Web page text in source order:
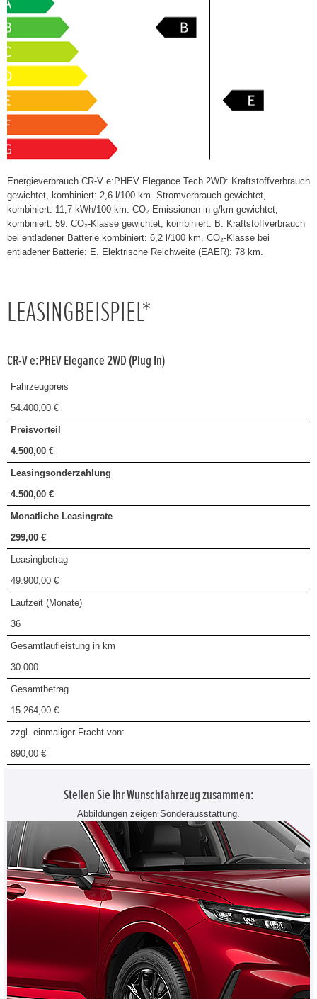
Energieverbrauch CR-V e:PHEV Elegance Tech 2WD: Kraftstoffverbrauch
gewichtet, kombiniert: 2,6 l/100 km. Stromverbrauch gewichtet,
kombiniert: 11,7 kWh/100 km. CO₂-Emissionen in g/km gewichtet,
kombiniert: 59. CO₂-Klasse gewichtet, kombiniert: B. Kraftstoffverbrauch
bei entladener Batterie kombiniert: 6,2 l/100 km. CO₂-Klasse bei
entladener Batterie: E. Elektrische Reichweite (EAER): 78 km.
LEASINGBEISPIEL*
CR-V e:PHEV Elegance 2WD (Plug In)
Fahrzeugpreis
54.400,00 €
Preisvorteil
4.500,00 €
Leasingsonderzahlung
4.500,00 €
Monatliche Leasingrate
299,00 €
Leasingbetrag
49.900,00 €
Laufzeit (Monate)
36
Gesamtlaufleistung in km
30.000
Gesamtbetrag
15.264,00 €
zzgl. einmaliger Fracht von:
890,00 €
Stellen Sie Ihr Wunschfahrzeug zusammen:
Abbildungen zeigen Sonderausstattung.